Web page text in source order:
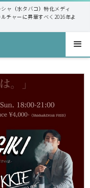
ャ（水タバコ）特化メディ
チャーに昇華すべく2016年よ